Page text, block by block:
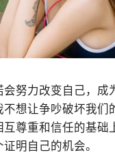
努力改变自己，成
不想让争吵破坏我们
互尊重和信任的基础
明自己的机会。